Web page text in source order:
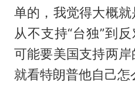
单的，我觉得大概
从不支持“台独”到
可能要美国支持两岸
就看特朗普他自己怎